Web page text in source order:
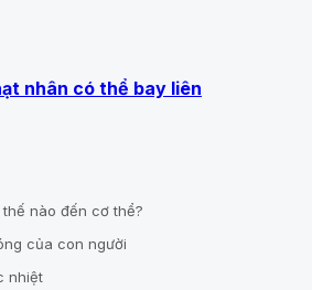
nhân có thể bay liên
nào đến cơ thể?
của con người
nhiệt